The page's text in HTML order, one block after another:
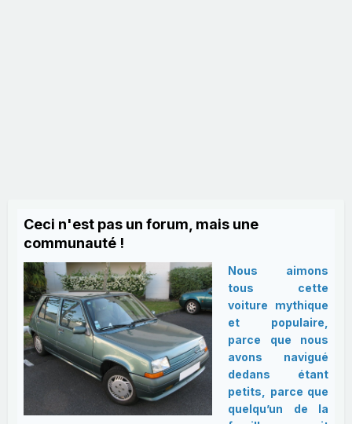
Ceci n'est pas un forum, mais une
communauté !
Nous aimons
tous cette
voiture mythique
et populaire,
parce que nous
avons navigué
dedans étant
petits, parce que
quelqu’un de la